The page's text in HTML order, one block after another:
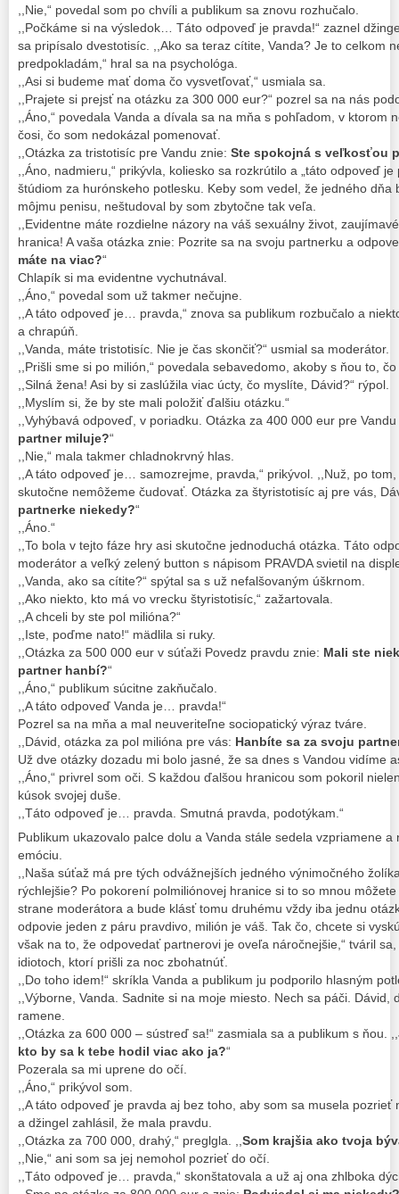
,,Nie,“ povedal som po chvíli a publikum sa znovu rozhučalo.
,,Počkáme si na výsledok… Táto odpoveď je pravda!“ zaznel
sa pripísalo dvestotisíc. ,,Ako sa teraz cítite, Vanda? Je to celkom
predpokladám,“ hral sa na psychológa.
,,Asi si budeme mať doma čo vysvetľovať,“ usmiala sa.
,,Prajete si prejsť na otázku za 300 000 eur?“ pozrel sa na nás
,,Áno,“ povedala Vanda a dívala sa na mňa s pohľadom, v
čosi, čo som nedokázal pomenovať.
,,Otázka za tristotisíc pre Vandu znie: Ste spokojná s veľkosťou
,,Áno, nadmieru,“ prikývla, koliesko sa rozkrútilo a „táto odpoveď
štúdiom za hurónskeho potlesku. Keby som vedel, že jedného dňa
môjmu penisu, neštudoval by som zbytočne tak veľa.
,,Evidentne máte rozdielne názory na váš sexuálny život,
hranica! A vaša otázka znie: Pozrite sa na svoju partnerku a
máte na viac?“
Chlapík si ma evidentne vychutnával.
,,Áno,“ povedal som už takmer nečujne.
,,A táto odpoveď je… pravda,“ znova sa publikum rozbučalo a
a chrapúň.
,,Vanda, máte tristotisíc. Nie je čas skončiť?“ usmial sa moderátor.
,,Prišli sme si po milión,“ povedala sebavedomo, akoby s ňou to,
,,Silná žena! Asi by si zaslúžila viac úcty, čo myslíte, Dávid?“ rýpol.
,,Myslím si, že by ste mali položiť ďalšiu otázku.“
,,Vyhýbavá odpoveď, v poriadku. Otázka za 400 000 eur pre
partner miluje?“
,,Nie,“ mala takmer chladnokrvný hlas.
,,A táto odpoveď je… samozrejme, pravda,“ prikývol. ,,Nuž, po
skutočne nemôžeme čudovať. Otázka za štyristotisíc aj pre vás,
partnerke niekedy?“
,,Áno.“
,,To bola v tejto fáze hry asi skutočne jednoduchá otázka. Táto
moderátor a veľký zelený button s nápisom PRAVDA svietil na
,,Vanda, ako sa cítite?“ spýtal sa s už nefalšovaným úškrnom.
,,Ako niekto, kto má vo vrecku štyristotisíc,“ zažartovala.
,,A chceli by ste pol milióna?“
,,Iste, poďme nato!“ mädlila si ruky.
,,Otázka za 500 000 eur v súťaži Povedz pravdu znie: Mali ste
partner hanbí?“
,,Áno,“ publikum súcitne zakňučalo.
,,A táto odpoveď Vanda je… pravda!“
Pozrel sa na mňa a mal neuveriteľne sociopatický výraz tváre.
,,Dávid, otázka za pol milióna pre vás: Hanbíte sa za svoju
Už dve otázky dozadu mi bolo jasné, že sa dnes s Vandou vidíme
,,Áno,“ privrel som oči. S každou ďalšou hranicou som pokoril
kúsok svojej duše.
,,Táto odpoveď je… pravda. Smutná pravda, podotýkam.“
Publikum ukazovalo palce dolu a Vanda stále sedela vzpriamene
emóciu.
,,Naša súťaž má pre tých odvážnejších jedného výnimočného
rýchlejšie? Po pokorení polmiliónovej hranice si to so mnou
strane moderátora a bude klásť tomu druhému vždy iba jednu
odpovie jeden z páru pravdivo, milión je váš. Tak čo, chcete si
však na to, že odpovedať partnerovi je oveľa náročnejšie,“ tváril
idiotoch, ktorí prišli za noc zbohatnúť.
,,Do toho idem!“ skríkla Vanda a publikum ju podporilo hlasným
,,Výborne, Vanda. Sadnite si na moje miesto. Nech sa páči. Dávid,
ramene.
,,Otázka za 600 000 – sústreď sa!“ zasmiala sa a publikum s ňou. ,,
kto by sa k tebe hodil viac ako ja?“
Pozerala sa mi uprene do očí.
,,Áno,“ prikývol som.
,,A táto odpoveď je pravda aj bez toho, aby som sa musela pozrieť
a džingel zahlásil, že mala pravdu.
,,Otázka za 700 000, drahý,“ preglgla. ,, Som krajšia ako tvoja
,,Nie,“ ani som sa jej nemohol pozrieť do očí.
,,Táto odpoveď je… pravda,“ skonštatovala a už aj ona zhlboka